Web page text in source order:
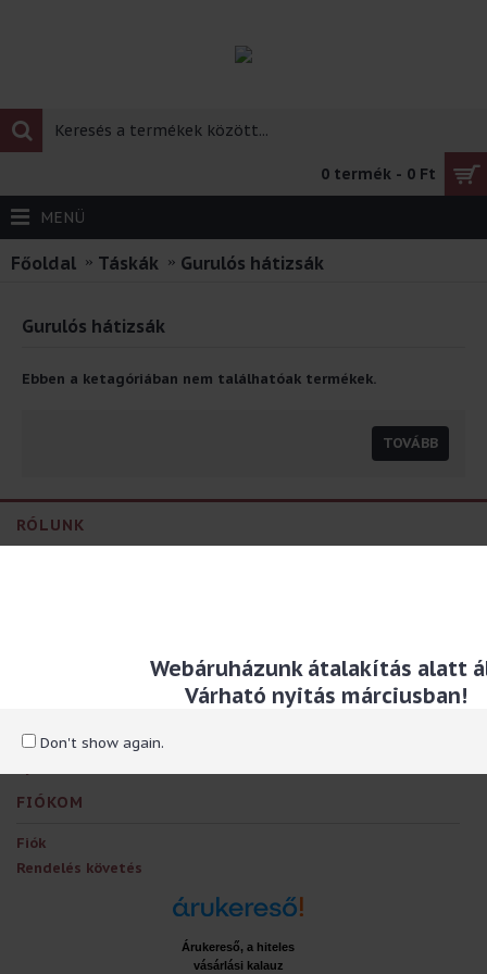
Webáruházunk átalakítás alatt
Várható nyitás márciusban!
Don't show again.
0 termék - 0 Ft
MENÜ
Főoldal Táskák Gurulós hátizsák
Gurulós hátizsák
Ebben a ketagóriában nem találhatóak termékek.
TOVÁBB
RÓLUNK
Partner program
FIÓKOM
Fiók
Rendelés követés
Árukereső, a hiteles
vásárlási kalauz